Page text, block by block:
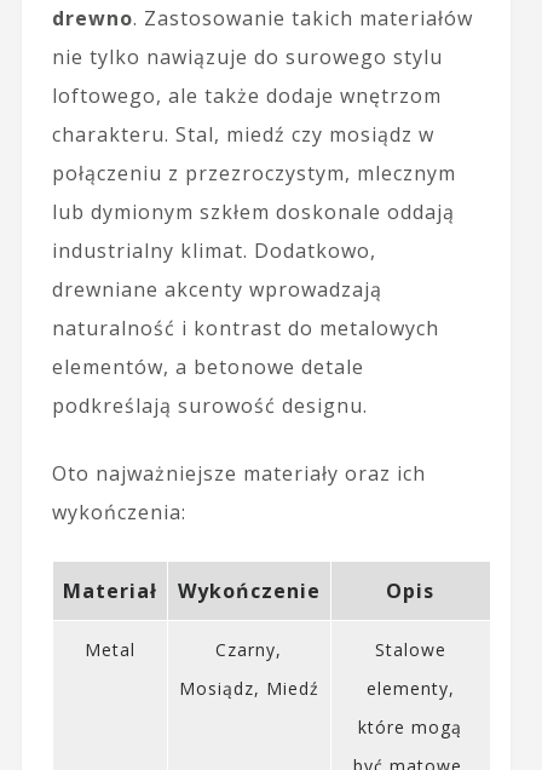
drewno. Zastosowanie takich materiałów
nie tylko nawiązuje do surowego stylu
loftowego, ale także dodaje wnętrzom
charakteru. Stal, miedź czy mosiądz w
połączeniu z przezroczystym, mlecznym
lub dymionym szkłem doskonale oddają
industrialny klimat. Dodatkowo,
drewniane akcenty wprowadzają
naturalność i kontrast do metalowych
elementów, a betonowe detale
podkreślają surowość designu.
Oto najważniejsze materiały oraz ich
wykończenia:
Materiał Wykończenie Opis
Metal
Czarny,
Mosiądz, Miedź
Stalowe
elementy,
które mogą